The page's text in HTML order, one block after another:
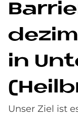
in
Unser Ziel ist